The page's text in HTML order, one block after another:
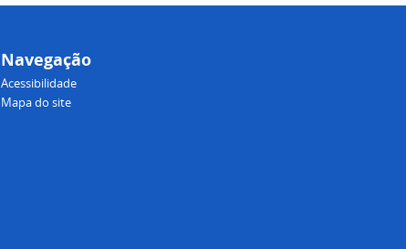
Navegação
Acessibilidade
Mapa do site